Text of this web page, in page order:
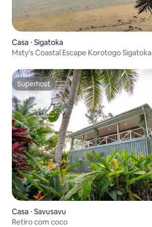
Casa ⋅ Sigatoka
Msty's Coastal Escape Korotogo Sigatoka
Superhost
Superhost
Casa ⋅ Savusavu
Retiro com coco